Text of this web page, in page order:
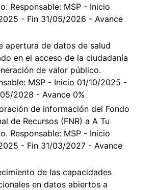
Responsable: MSP - Inicio
- Fin 31/05/2026 - Avance
apertura de datos de salud
en el acceso de la ciudadanía
de valor público.
MSP - Inicio 01/10/2025 -
2028 - Avance 0%
de información del Fondo
de Recursos (FNR) a A Tu
Responsable: MSP - Inicio
- Fin 31/03/2027 - Avance
de las capacidades
en datos abiertos a